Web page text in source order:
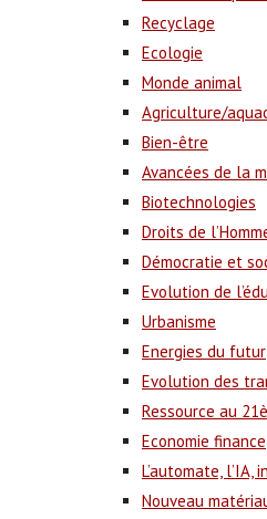
Recyclage
Ecologie
Monde animal
Agriculture/
Bien-être
Avancées de la
Biotechnologies
Droits de
Démocratie et
Evolution de
Urbanisme
Energies du futur
Evolution des
Ressource au
Economie finance
L’automate, l’IA,
Nouveau